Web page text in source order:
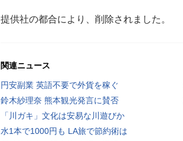
提供社の都合により、削除されました。
関連ニュース
円安副業 英語不要で外貨を稼ぐ
鈴木紗理奈 熊本観光発言に賛否
「川ガキ」文化は安易な川遊びか
水1本で1000円も LA旅で節約術は